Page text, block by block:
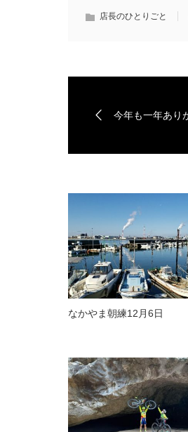
店長のひとりごと
今年も一年あり
なかやま朝練12月6日